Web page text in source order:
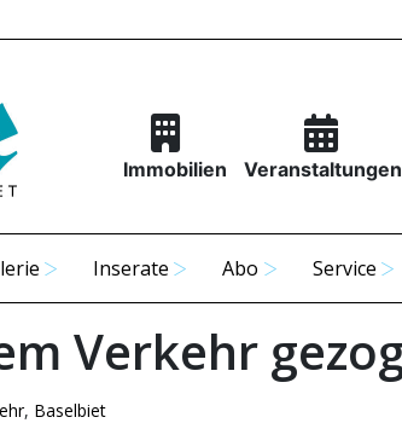
Immobilien Veranstaltungen
Inserate Abo Service
Verkehr
, Baselbiet